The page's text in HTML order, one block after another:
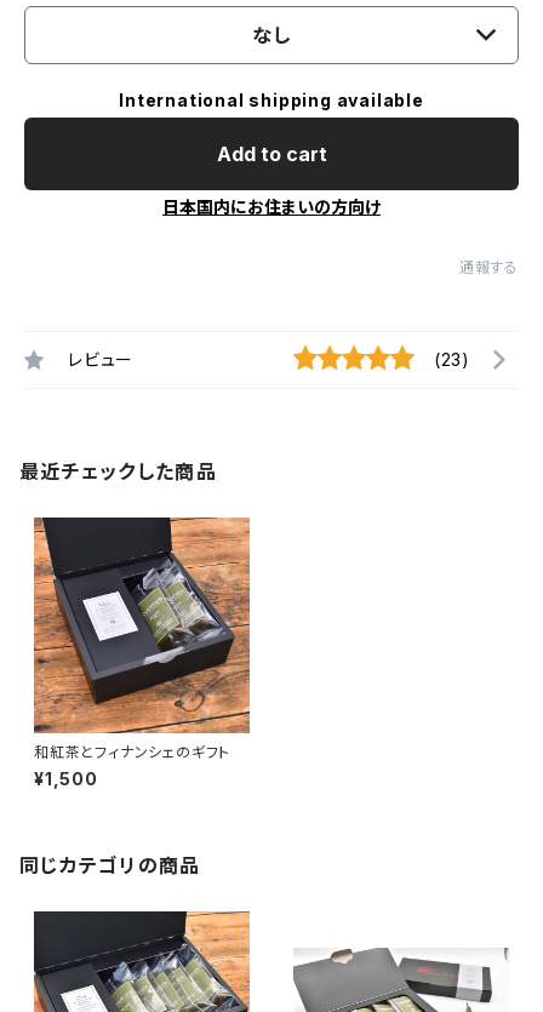
なし
International shipping available
Add to cart
日本国内にお住まいの方向け
通報する
レビュー (23)
最近チェックした商品
和紅茶とフィナンシェのギフト
¥1,500
同じカテゴリの商品